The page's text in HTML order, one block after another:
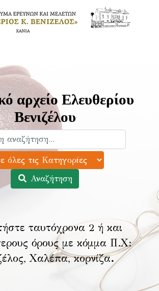
αρχείο Ελευθερίου
Βενιζέλου
Αναζήτηση
ταυτόχρονα 2 ή και
όρους με κόμμα Π.Χ:
Χαλέπα, κορνίζα.